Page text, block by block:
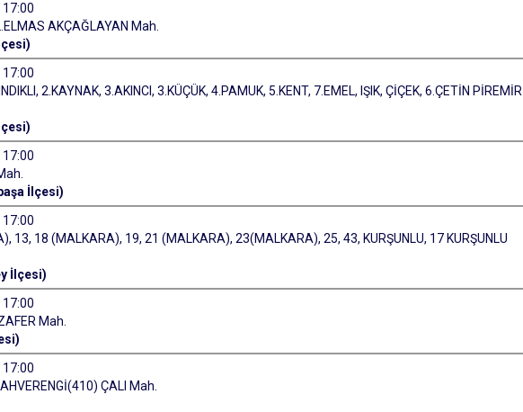
AKÇAĞLAYAN Mah.
2.KAYNAK, 3.AKINCI, 3.KÜÇÜK, 4.PAMUK, 5.KENT, 7.EMEL, IŞIK, ÇİÇEK, 6.ÇETİN PİREMİR
İlçesi)
13, 18 (MALKARA), 19, 21 (MALKARA), 23(MALKARA), 25, 43, KURŞUNLU, 17 KURŞUNLU
İlçesi)
Mah.
ÇALI Mah.